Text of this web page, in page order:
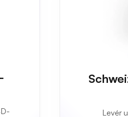
Levér